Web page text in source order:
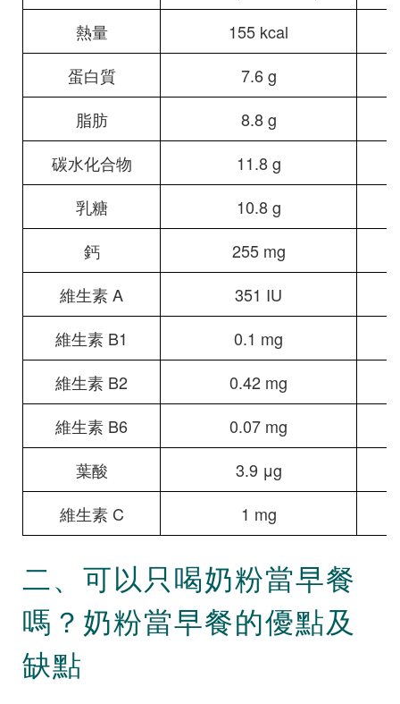
熱量
155 kcal
蛋白質
7.6 g
脂肪
8.8 g
碳水化合物
11.8 g
乳糖
10.8 g
鈣
255 mg
維生素 A
351 IU
維生素 B1
0.1 mg
維生素 B2
0.42 mg
維生素 B6
0.07 mg
葉酸
3.9 μg
維生素 C
1 mg
二、可以只喝奶粉當早餐
嗎？奶粉當早餐的優點及
缺點